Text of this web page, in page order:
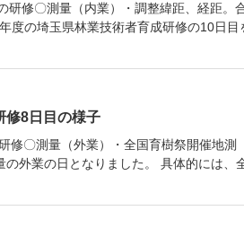
修〇測量（内業）・調整緯距、経距。
度の埼玉県林業技術者育成研修の10日目
修8日目の様子
修〇測量（外業）・全国育樹祭開催地測
外業の日となりました。 具体的には、